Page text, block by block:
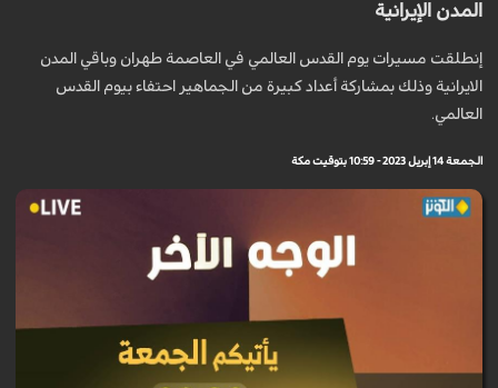
المدن الإيرانية
إنطلقت مسيرات يوم القدس العالمي في العاصمة طهران وباقي المدن
الايرانية وذلك بمشاركة أعداد كبيرة من الجماهير احتفاء بيوم القدس
العالمي.
الجمعة 14 إبريل 2023 - 10:59 بتوقيت مكة